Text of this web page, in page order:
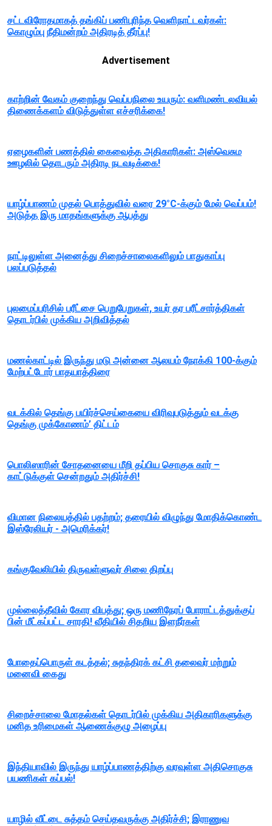
சட்டவிரோதமாகத் தங்கிப் பணிபுரிந்த வெளிநாட்டவர்கள்:
கொழும்பு நீதிமன்றம் அதிரடித் தீர்ப்பு!
Advertisement
காற்றின் வேகம் குறைந்து வெப்பநிலை உயரும்: வளிமண்டலவியல்
திணைக்களம் விடுத்துள்ள எச்சரிக்கை!
ஏழைகளின் பணத்தில் கைவைத்த அதிகாரிகள்: அஸ்வெசும
ஊழலில் தொடரும் அதிரடி நடவடிக்கை!
யாழ்ப்பாணம் முதல் பொத்துவில் வரை 29°C-க்கும் மேல் வெப்பம்!
அடுத்த இரு மாதங்களுக்கு ஆபத்து
நாட்டிலுள்ள அனைத்து சிறைச்சாலைகளிலும் பாதுகாப்பு
பலப்படுத்தல்
புலமைப்பரிசில் பரீட்சை பெறுபேறுகள், உயர் தர பரீட்சார்த்திகள்
தொடர்பில் முக்கிய அறிவித்தல்
மணல்காட்டில் இருந்து மடு அன்னை ஆலயம் நோக்கி 100-க்கும்
மேற்பட்டோர் பாதயாத்திரை
வடக்கில் தெங்கு பயிர்ச்செய்கையை விரிவுபடுத்தும் வடக்கு
தெங்கு முக்கோணம்’ திட்டம்
பொலிஸாரின் சோதனையை மீறி தப்பிய சொகுசு கார் –
காட்டுக்குள் சென்றதும் அதிர்ச்சி!
விமான நிலையத்தில் பதற்றம்; தரையில் விழுந்து மோதிக்கொண்ட
இஸ்ரேலியர் - அமெரிக்கர்!
கங்குவேலியில் திருவள்ளுவர் சிலை திறப்பு
முல்லைத்தீவில் கோர விபத்து; ஒரு மணிநேரப் போராட்டத்துக்குப்
பின் மீட்கப்பட்ட சாரதி! வீதியில் சிதறிய இளநீர்கள்
போதைப்பொருள் கடத்தல்; சுதந்திரக் கட்சி தலைவர் மற்றும்
மனைவி கைது
சிறைச்சாலை மோதல்கள் தொடர்பில் முக்கிய அதிகாரிகளுக்கு
மனித உரிமைகள் ஆணைக்குழு அழைப்பு
இந்தியாவில் இருந்து யாழ்ப்பாணத்திற்கு வரவுள்ள அதிசொகுசு
பயணிகள் கப்பல்!
யாழில் வீட்டை சுத்தம் செய்தவருக்கு அதிர்ச்சி; இராணுவ